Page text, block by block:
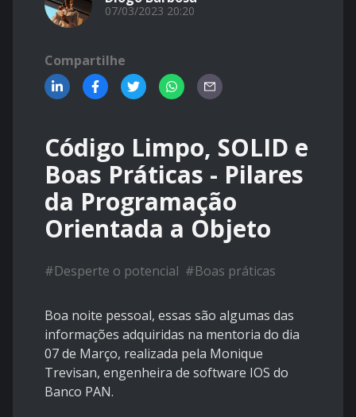
07/03/2023 20:20
Compartilhe
Código Limpo, SOLID e
Boas Práticas - Pilares
da Programação
Orientada a Objeto
#Desperte o potencial #Boas práticas
Boa noite pessoal, essas são algumas das
informações adquiridas na mentoria do dia
07 de Março, realizada pela Monique
Trevisan, engenheira de software IOS do
Banco PAN.